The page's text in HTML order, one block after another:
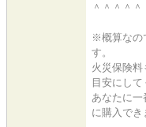
＾＾＾＾
※概算なの
す。
火災保険料
目安にして
あなたに
に購入でき